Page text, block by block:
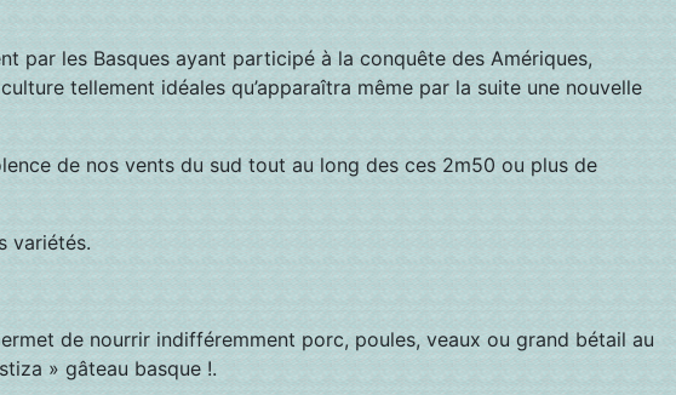
par les Basques ayant participé à la conquête des Amériques,
tellement idéales qu’apparaîtra même par la suite une nouvelle
de nos vents du sud tout au long des ces 2m50 ou plus de
variétés.
de nourrir indifféremment porc, poules, veaux ou grand bétail au
» gâteau basque !.